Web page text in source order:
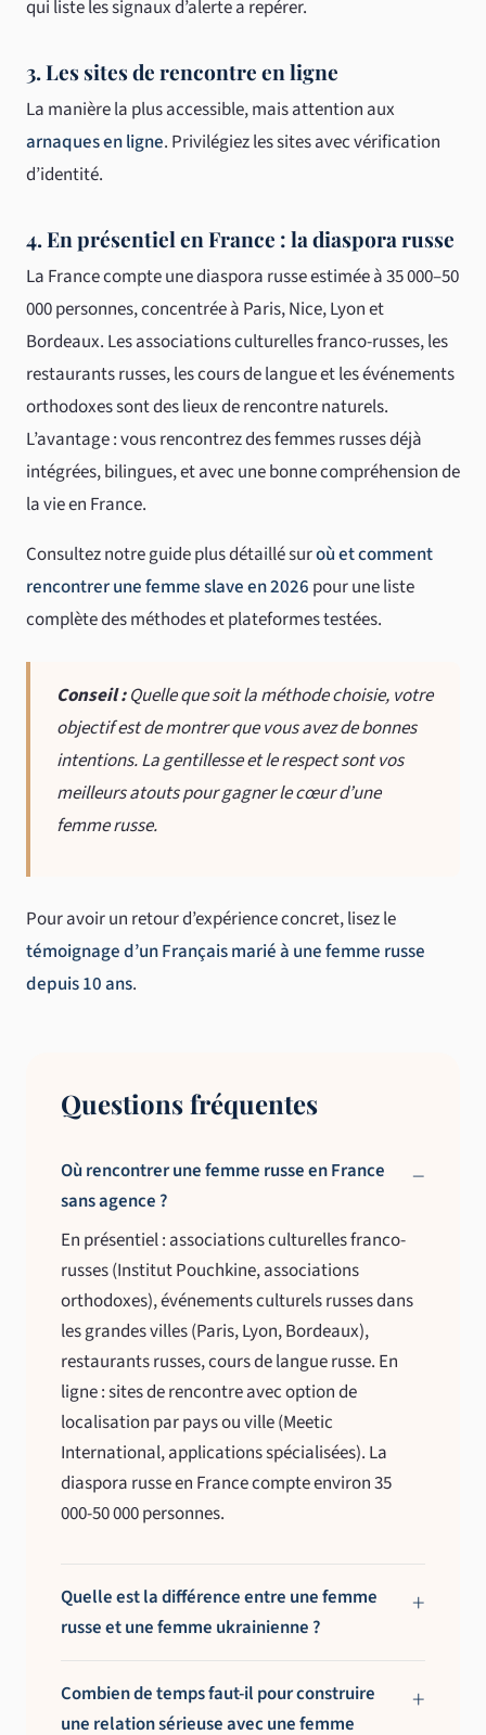
qui liste les signaux d’alerte a repérer.
3. Les sites de rencontre en ligne
La manière la plus accessible, mais attention aux
arnaques en ligne. Privilégiez les sites avec vérification
d’identité.
4. En présentiel en France : la diaspora russe
La France compte une diaspora russe estimée à 35 000–50
000 personnes, concentrée à Paris, Nice, Lyon et
Bordeaux. Les associations culturelles franco-russes, les
restaurants russes, les cours de langue et les événements
orthodoxes sont des lieux de rencontre naturels.
L’avantage : vous rencontrez des femmes russes déjà
intégrées, bilingues, et avec une bonne compréhension de
la vie en France.
Consultez notre guide plus détaillé suroù et comment
rencontrer une femme slave en 2026 pour une liste
complète des méthodes et plateformes testées.
Conseil :Quelle que soit la méthode choisie, votre
objectif est de montrer que vous avez de bonnes
intentions. La gentillesse et le respect sont vos
meilleurs atouts pour gagner le cœur d’une
femme russe.
Pour avoir un retour d’expérience concret, lisez le
témoignage d’un Français marié à une femme russe
depuis 10 ans.
Questions fréquentes
Où rencontrer une femme russe en France
sans agence ?
En présentiel : associations culturelles franco-
russes (Institut Pouchkine, associations
orthodoxes), événements culturels russes dans
les grandes villes (Paris, Lyon, Bordeaux),
restaurants russes, cours de langue russe. En
ligne : sites de rencontre avec option de
localisation par pays ou ville (Meetic
International, applications spécialisées). La
diaspora russe en France compte environ 35
000-50 000 personnes.
Quelle est la différence entre une femme
russe et une femme ukrainienne ?
Combien de temps faut-il pour construire
une relation sérieuse avec une femme